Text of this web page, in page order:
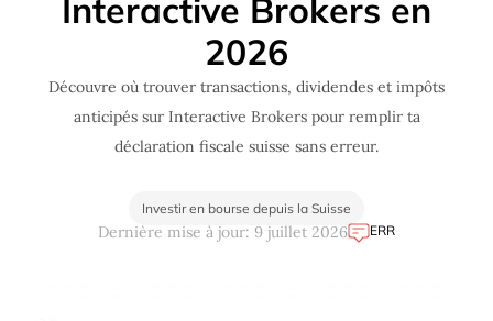
Interactive Brokers en
2026
Découvre où trouver transactions, dividendes et impôts
anticipés sur Interactive Brokers pour remplir ta
déclaration fiscale suisse sans erreur.
Investir en bourse depuis la Suisse
Dernière mise à jour: 9 juillet 2026 ERR